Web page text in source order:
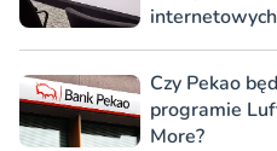
Czy Pekao
programie
More?